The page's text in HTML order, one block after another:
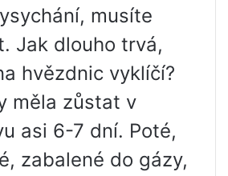
musíte
Jak dlouho trvá,
hvězdnic vyklíčí?
měla zůstat v
asi 6-7 dní. Poté,
zabalené do gázy,